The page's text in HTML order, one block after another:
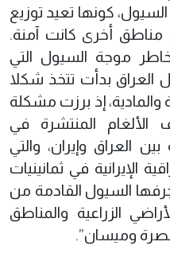
كونها تعيد توزيع
مناطق أخرى كانت آمنة.
موجة السيول التي
بدأت تتخذ شكلا
والمادية، إذ برزت مشكلة
المنتشرة في
العراق وإيران، والتي
الإيرانية في ثمانينيات
السيول القادمة من
الزراعية والمناطق
وميسان”.